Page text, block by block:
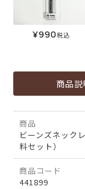
¥990税込
商品説
商品
ビーンズネック
料セット）
商品コード
441899